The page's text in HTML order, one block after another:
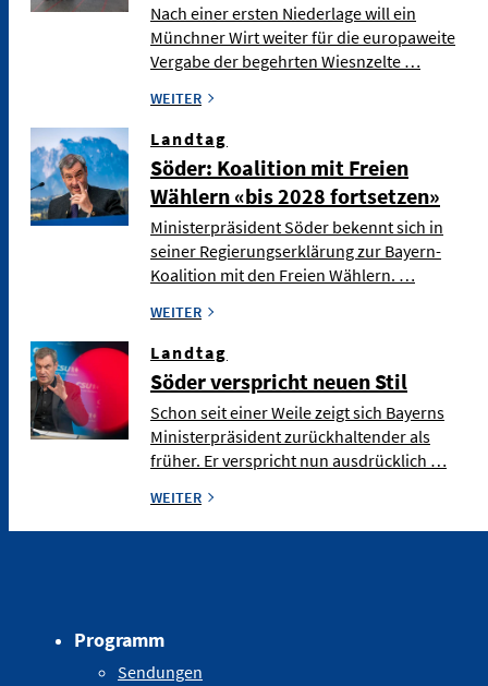
Nach einer ersten Niederlage will ein
Münchner Wirt weiter für die europaweite
Vergabe der begehrten Wiesnzelte …
WEITER
Landtag
Söder: Koalition mit Freien
Wählern «bis 2028 fortsetzen»
Ministerpräsident Söder bekennt sich in
seiner Regierungserklärung zur Bayern-
Koalition mit den Freien Wählern. …
WEITER
Landtag
Söder verspricht neuen Stil
Schon seit einer Weile zeigt sich Bayerns
Ministerpräsident zurückhaltender als
früher. Er verspricht nun ausdrücklich …
WEITER
Programm
Sendungen